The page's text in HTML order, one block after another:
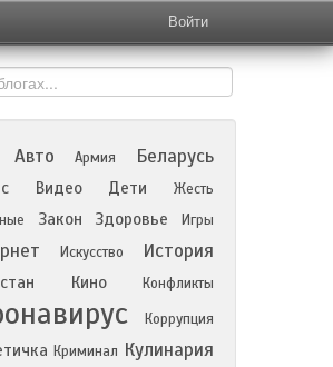
Войти
Авто Армия Беларусь
Видео Дети
Жесть
Закон Здоровье Игры
Искусство История
Кино Конфликты
Коррупция
Криминал Кулинария